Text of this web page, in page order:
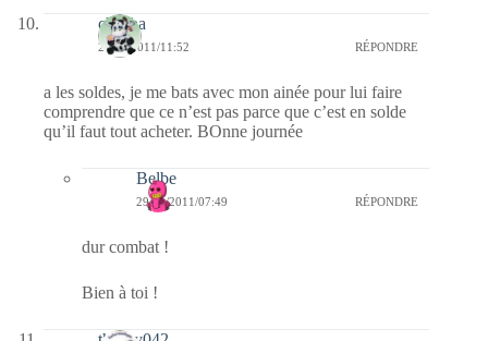
chacha
28/01/2011/11:52 RÉPONDRE
a les soldes, je me bats avec mon ainée pour lui faire
comprendre que ce n’est pas parce que c’est en solde
qu’il faut tout acheter. BOnne journée
Belbe
29/01/2011/07:49 RÉPONDRE
dur combat !
Bien à toi !